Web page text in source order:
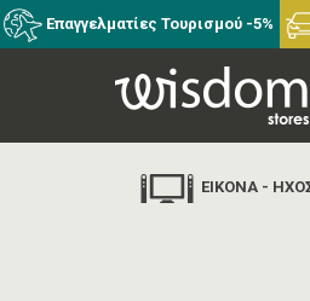
Επαγγελματίες Τουρισμού -5%
ΕΙΚΟΝΑ -